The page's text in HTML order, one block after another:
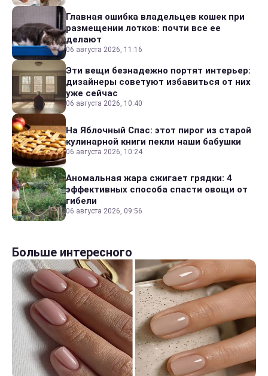
Главная ошибка владельцев кошек при
размещении лотков: почти все ее
делают
06 августа 2026, 11:16
Эти вещи безнадежно портят интерьер:
дизайнеры советуют избавиться от них
уже сейчас
06 августа 2026, 10:40
На Яблочный Спас: этот пирог из старой
кулинарной книги пекли наши бабушки
06 августа 2026, 10:24
Аномальная жара сжигает грядки: 4
эффективных способа спасти овощи от
гибели
06 августа 2026, 09:56
Больше интересного